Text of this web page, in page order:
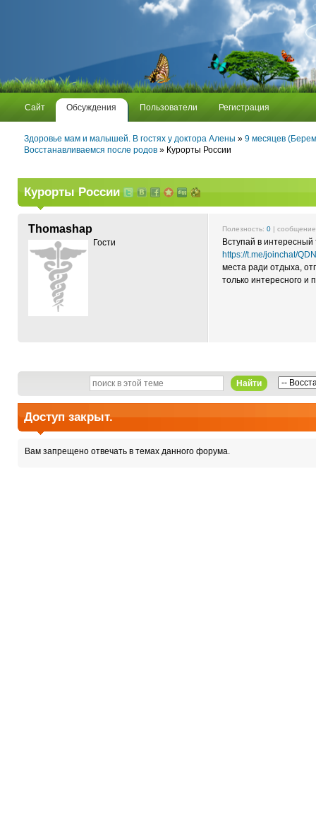
Сайт Обсуждения Пользователи Регистрация
Здоровье мам и малышей. В гостях у доктора Алены » 9 месяцев
Восстанавливаемся после родов » Курорты России
Курорты России
Thomashap
Гости
Полезность: 0 |
Вступай в
https://t.me/joinchat/
места ради отдыха,
только интересного и
Найти
Доступ закрыт.
Вам запрещено отвечать в темах данного форума.